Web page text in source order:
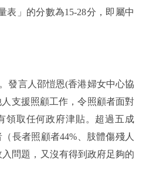
」的分數為15-28分，即屬中
發言人邵愷恩(香港婦女中心協
支援照顧工作，令照顧者面對
領取任何政府津貼。超過五成
長者照顧者44%、肢體傷殘人
問題，又沒有得到政府足夠的